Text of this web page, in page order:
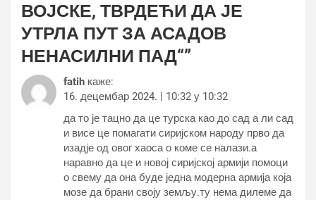
ВОЈСКЕ, ТВРДЕЋИ ДА ЈЕ
УТРЛА ПУТ ЗА АСАДОВ
НЕНАСИЛНИ ПАД“”
fatih каже:
16. децембар 2024. | 10:32 у 10:32
да то је тацно да це турска као до сад а ли сад
и висе це помагати сиријском народу прво да
изадје од овог хаоса о коме се налази.а
наравно да це и новој сиријској армији помоци
о свему да она буде једна модерна армија која
мозе да брани своју земљу.ту нема дилеме да